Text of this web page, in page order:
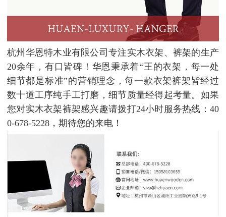
杭州华恩特木业有限公司专注实木衣架、裤架的生产
20余年，有口皆碑！华恩秉承着“王的衣架，每一处
细节都是标准”的营销理念，每一款衣架裤架皆经过
数十道工序纯手工打磨，细节质量经得起考量。如果
您对实木衣架裤架感兴趣请拨打24小时服务热线：40
0-678-5228，期待您的来电！